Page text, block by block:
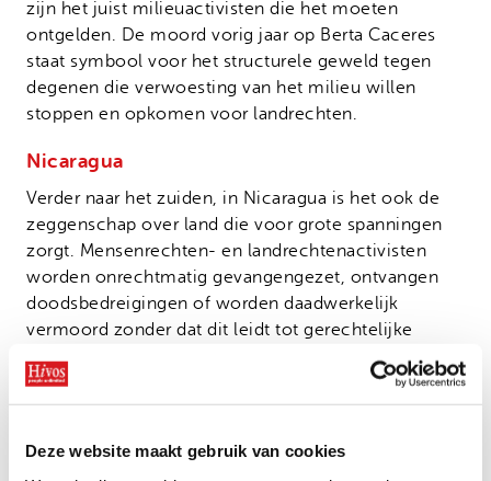
Deze website maakt gebruik van cookies
zijn het juist milieuactivisten die het moeten
ontgelden. De moord vorig jaar op Berta Caceres
staat symbool voor het structurele geweld tegen
degenen die verwoesting van het milieu willen
stoppen en opkomen voor landrechten.
Nicaragua
Verder naar het zuiden, in Nicaragua is het ook de
zeggenschap over land die voor grote spanningen
zorgt. Mensenrechten- en landrechtenactivisten
worden onrechtmatig gevangengezet, ontvangen
doodsbedreigingen of worden daadwerkelijk
vermoord zonder dat dit leidt tot gerechtelijke
vervolging. De regering faalt openlijk in het
beschermen van deze mensen. Sterker nog, het zijn
niet zelden veiligheidsbeambten zélf die